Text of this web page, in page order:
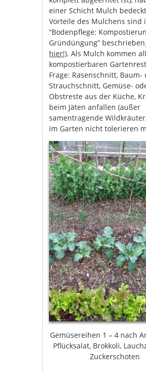
einer Schicht Mulch
Vorteile des Mulchens sind
“Bodenpflege:
Gründüngung” beschrieben
hier!). Als Mulch kommen
kompostierbaren
Frage: Rasenschnitt, Baum-
Strauchschnitt, Gemüse-
Obstreste aus der Küche,
beim Jäten anfallen (außer
samentragende
im Garten nicht tolerieren
Gemüsereihen 1 – 4 nach
Pflücksalat, Brokkoli,
Zuckerschoten